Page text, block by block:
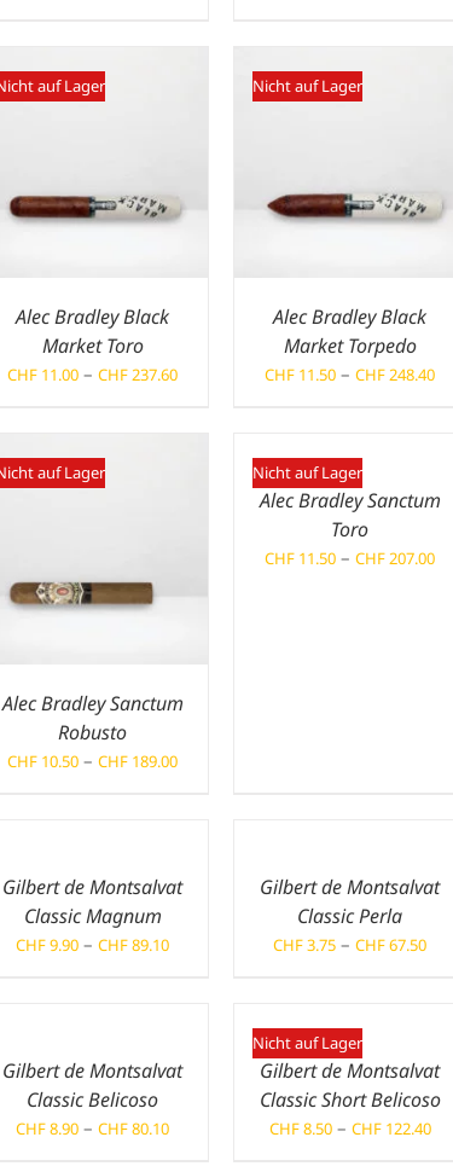
CHF 213.85
auf Lager
Alec Bradley Black
Market Toro
CHF 11.00 – CHF237.60Preisspanne:
CHF 237.60
Nicht auf Lager
Alec Bradley Black
Market Torpedo
CHF 11.50 – CHF248.40
auf Lager
Alec Bradley Sanctum
Robusto
CHF 10.50 – CHF 189.00Preisspanne:
Nicht auf Lager
Alec Bradley Sanctum
Toro
CHF 11.50 – CHF207.00
Gilbert de Montsalvat
Classic Magnum
CHF9.90 – CHF89.10Preisspanne:
CHF 89.10
Gilbert de Montsalvat
Classic Perla
CHF3.75 – CHF67.50
Gilbert de Montsalvat
Classic Belicoso
CHF8.90 – CHF80.10Preisspanne:
Nicht auf Lager
Gilbert de Montsalvat
Classic Short Belicoso
CHF8.50 – CHF122.40